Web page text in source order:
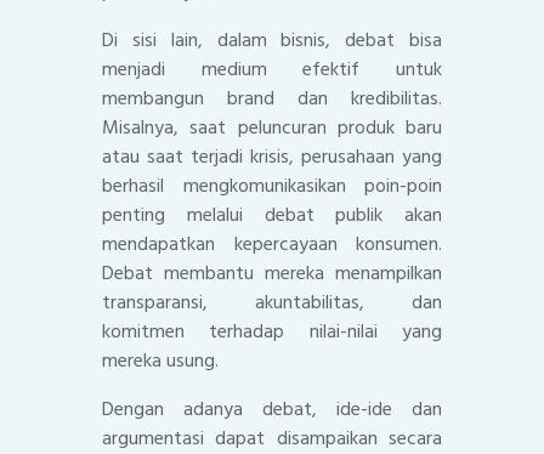
Di sisi lain, dalam bisnis, debat bisa
menjadi medium efektif untuk
membangun brand dan kredibilitas.
Misalnya, saat peluncuran produk baru
atau saat terjadi krisis, perusahaan yang
berhasil mengkomunikasikan poin-poin
penting melalui debat publik akan
mendapatkan kepercayaan konsumen.
Debat membantu mereka menampilkan
transparansi, akuntabilitas, dan
komitmen terhadap nilai-nilai yang
mereka usung.
Dengan adanya debat, ide-ide dan
argumentasi dapat disampaikan secara